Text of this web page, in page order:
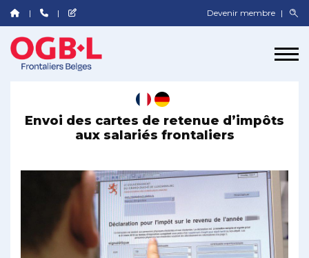
Devenir membre
Envoi des cartes de retenue d’impôts
aux salariés frontaliers